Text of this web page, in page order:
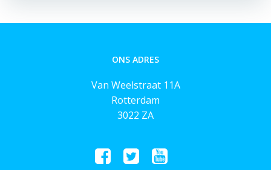
ONS ADRES
Van Weelstraat 11A
Rotterdam
3022 ZA